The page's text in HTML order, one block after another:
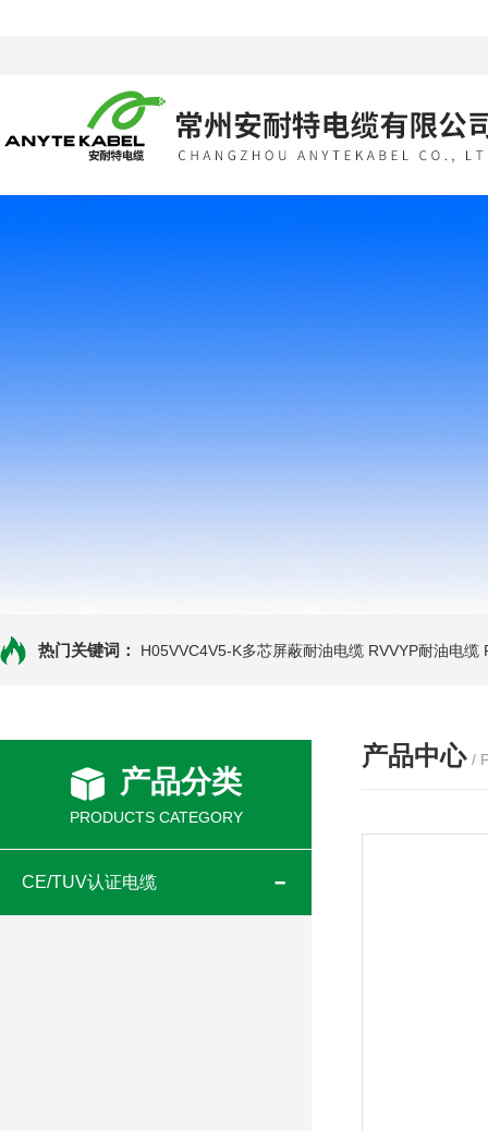
热门关键词： H05VVC4V5-K多芯屏蔽耐油电缆 RVVYP耐油电缆
产品分类
PRODUCTS CATEGORY
CE/TUV认证电缆
产品中心 /